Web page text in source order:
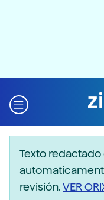
Texto
revisión.VER